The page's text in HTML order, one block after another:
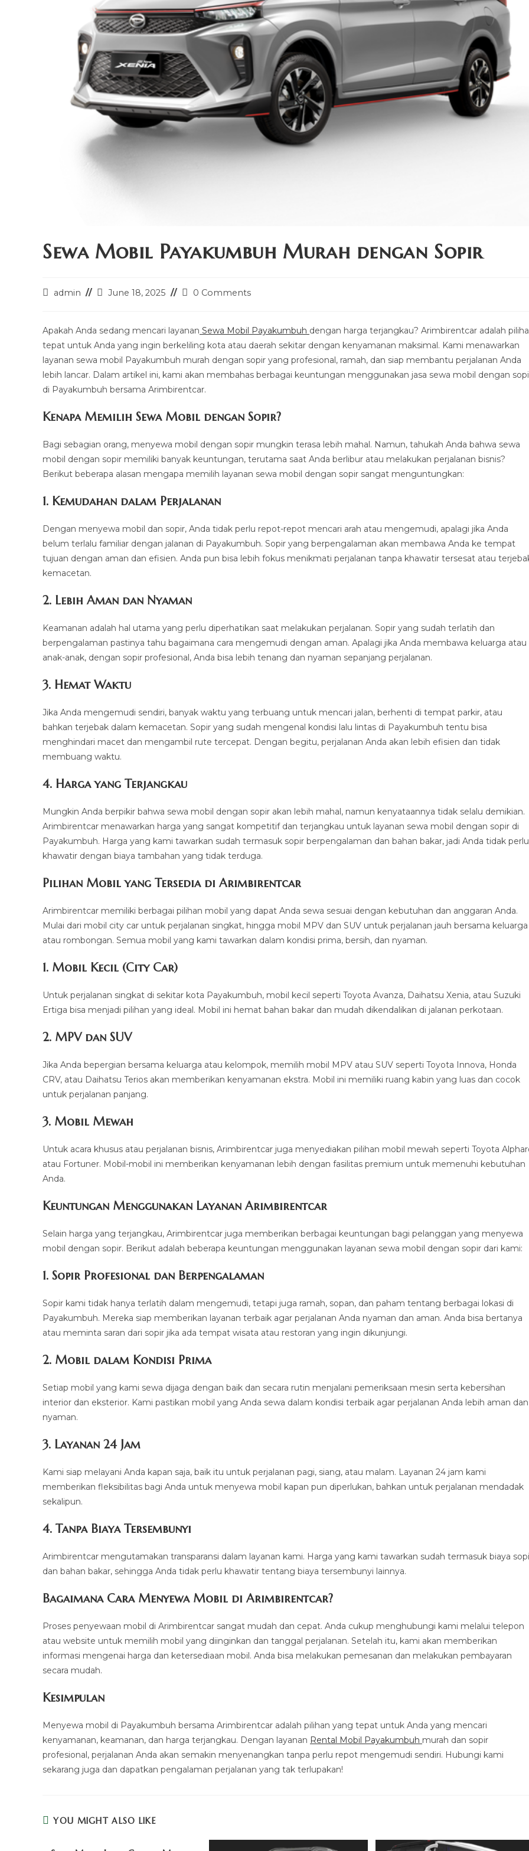
Sewa Mobil Payakumbuh Murah dengan Sopir
Postadmin
PostJune 18, 2025
Post0 Comments
Apakah Anda sedang mencari layanan Sewa Mobil Payakumbuh dengan harga terjangkau? Arimbirentcar adalah
tepat untuk Anda yang ingin berkeliling kota atau daerah sekitar dengan kenyamanan maksimal. Kami menawarkan
layanan sewa mobil Payakumbuh murah dengan sopir yang profesional, ramah, dan siap membantu perjalanan Anda
lebih lancar. Dalam artikel ini, kami akan membahas berbagai keuntungan menggunakan jasa sewa mobil dengan
di Payakumbuh bersama Arimbirentcar.
Kenapa Memilih Sewa Mobil dengan Sopir?
Bagi sebagian orang, menyewa mobil dengan sopir mungkin terasa lebih mahal. Namun, tahukah Anda bahwa sewa
mobil dengan sopir memiliki banyak keuntungan, terutama saat Anda berlibur atau melakukan perjalanan bisnis?
Berikut beberapa alasan mengapa memilih layanan sewa mobil dengan sopir sangat menguntungkan:
1. Kemudahan dalam Perjalanan
Dengan menyewa mobil dan sopir, Anda tidak perlu repot-repot mencari arah atau mengemudi, apalagi jika Anda
belum terlalu familiar dengan jalanan di Payakumbuh. Sopir yang berpengalaman akan membawa Anda ke tempat
tujuan dengan aman dan efisien. Anda pun bisa lebih fokus menikmati perjalanan tanpa khawatir tersesat atau
kemacetan.
2. Lebih Aman dan Nyaman
Keamanan adalah hal utama yang perlu diperhatikan saat melakukan perjalanan. Sopir yang sudah terlatih dan
berpengalaman pastinya tahu bagaimana cara mengemudi dengan aman. Apalagi jika Anda membawa keluarga atau
anak-anak, dengan sopir profesional, Anda bisa lebih tenang dan nyaman sepanjang perjalanan.
3. Hemat Waktu
Jika Anda mengemudi sendiri, banyak waktu yang terbuang untuk mencari jalan, berhenti di tempat parkir, atau
bahkan terjebak dalam kemacetan. Sopir yang sudah mengenal kondisi lalu lintas di Payakumbuh tentu bisa
menghindari macet dan mengambil rute tercepat. Dengan begitu, perjalanan Anda akan lebih efisien dan tidak
membuang waktu.
4. Harga yang Terjangkau
Mungkin Anda berpikir bahwa sewa mobil dengan sopir akan lebih mahal, namun kenyataannya tidak selalu demikian.
Arimbirentcar menawarkan harga yang sangat kompetitif dan terjangkau untuk layanan sewa mobil dengan sopir di
Payakumbuh. Harga yang kami tawarkan sudah termasuk sopir berpengalaman dan bahan bakar, jadi Anda tidak perlu
khawatir dengan biaya tambahan yang tidak terduga.
Pilihan Mobil yang Tersedia di Arimbirentcar
Arimbirentcar memiliki berbagai pilihan mobil yang dapat Anda sewa sesuai dengan kebutuhan dan anggaran Anda.
Mulai dari mobil city car untuk perjalanan singkat, hingga mobil MPV dan SUV untuk perjalanan jauh bersama keluarga
atau rombongan. Semua mobil yang kami tawarkan dalam kondisi prima, bersih, dan nyaman.
1. Mobil Kecil (City Car)
Untuk perjalanan singkat di sekitar kota Payakumbuh, mobil kecil seperti Toyota Avanza, Daihatsu Xenia, atau Suzuki
Ertiga bisa menjadi pilihan yang ideal. Mobil ini hemat bahan bakar dan mudah dikendalikan di jalanan perkotaan.
2. MPV dan SUV
Jika Anda bepergian bersama keluarga atau kelompok, memilih mobil MPV atau SUV seperti Toyota Innova, Honda
CRV, atau Daihatsu Terios akan memberikan kenyamanan ekstra. Mobil ini memiliki ruang kabin yang luas dan cocok
untuk perjalanan panjang.
3. Mobil Mewah
Untuk acara khusus atau perjalanan bisnis, Arimbirentcar juga menyediakan pilihan mobil mewah seperti Toyota
atau Fortuner. Mobil-mobil ini memberikan kenyamanan lebih dengan fasilitas premium untuk memenuhi kebutuhan
Anda.
Keuntungan Menggunakan Layanan Arimbirentcar
Selain harga yang terjangkau, Arimbirentcar juga memberikan berbagai keuntungan bagi pelanggan yang menyewa
mobil dengan sopir. Berikut adalah beberapa keuntungan menggunakan layanan sewa mobil dengan sopir dari kami:
1. Sopir Profesional dan Berpengalaman
Sopir kami tidak hanya terlatih dalam mengemudi, tetapi juga ramah, sopan, dan paham tentang berbagai lokasi di
Payakumbuh. Mereka siap memberikan layanan terbaik agar perjalanan Anda nyaman dan aman. Anda bisa bertanya
atau meminta saran dari sopir jika ada tempat wisata atau restoran yang ingin dikunjungi.
2. Mobil dalam Kondisi Prima
Setiap mobil yang kami sewa dijaga dengan baik dan secara rutin menjalani pemeriksaan mesin serta kebersihan
interior dan eksterior. Kami pastikan mobil yang Anda sewa dalam kondisi terbaik agar perjalanan Anda lebih aman dan
nyaman.
3. Layanan 24 Jam
Kami siap melayani Anda kapan saja, baik itu untuk perjalanan pagi, siang, atau malam. Layanan 24 jam kami
memberikan fleksibilitas bagi Anda untuk menyewa mobil kapan pun diperlukan, bahkan untuk perjalanan mendadak
sekalipun.
4. Tanpa Biaya Tersembunyi
Arimbirentcar mengutamakan transparansi dalam layanan kami. Harga yang kami tawarkan sudah termasuk biaya
dan bahan bakar, sehingga Anda tidak perlu khawatir tentang biaya tersembunyi lainnya.
Bagaimana Cara Menyewa Mobil di Arimbirentcar?
Proses penyewaan mobil di Arimbirentcar sangat mudah dan cepat. Anda cukup menghubungi kami melalui telepon
atau website untuk memilih mobil yang diinginkan dan tanggal perjalanan. Setelah itu, kami akan memberikan
informasi mengenai harga dan ketersediaan mobil. Anda bisa melakukan pemesanan dan melakukan pembayaran
secara mudah.
Kesimpulan
Menyewa mobil di Payakumbuh bersama Arimbirentcar adalah pilihan yang tepat untuk Anda yang mencari
kenyamanan, keamanan, dan harga terjangkau. Dengan layanan Rental Mobil Payakumbuh murah dan sopir
profesional, perjalanan Anda akan semakin menyenangkan tanpa perlu repot mengemudi sendiri. Hubungi kami
sekarang juga dan dapatkan pengalaman perjalanan yang tak terlupakan!
YOU MIGHT ALSO LIKE